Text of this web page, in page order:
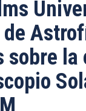
sobre la